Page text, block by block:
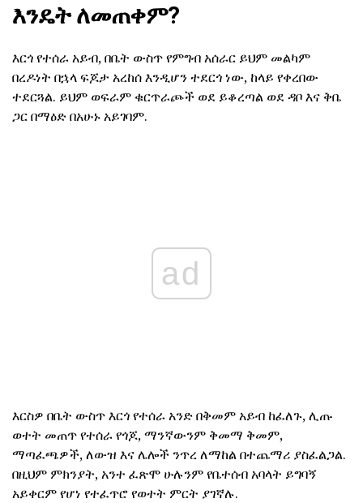
እንዴት ለመጠቀም?
እርጎ የተሰራ አይብ, በቤት ውስጥ የምግብ አሰራር ይህም መልካም
በረዶነት በኋላ ፍጆታ አረከሰ እንዲሆን ተደርጎ ነው, ከላይ የቀረበው
ተደርጓል. ይህም ወፍራም ቁርጥራጮች ወደ ይቆረጣል ወደ ዳቦ እና ቅቤ
ጋር በማዕድ በአሁኑ አይገባም.
ad
እርስዎ በቤት ውስጥ እርጎ የተሰራ አንድ በቅመም አይብ ከፈለጉ, ሊጡ
ወተት መጠጥ የተሰራ የጎጆ, ማንኛውንም ቅመማ ቅመም,
ማጣፈጫዎች, ለውዝ እና ሌሎች ንጥረ ለማከል በተጨማሪ ያስፈልጋል.
በዚህም ምክንያት, አንተ ፈጽሞ ሁሉንም የቤተሰብ አባላት ይግባኝ
አይቀርም የሆነ የተፈጥሮ የወተት ምርት ያገኛሉ.